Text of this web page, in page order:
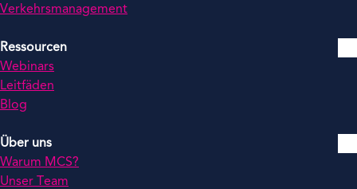
Verkehrsmanagement
Ressourcen
Webinars
Leitfäden
Blog
Über uns
Warum MCS?
Unser Team